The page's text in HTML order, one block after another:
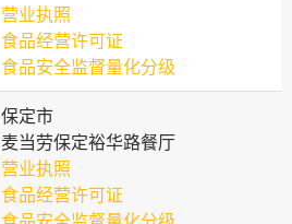
营业执照
食品经营许可证
食品安全监督量化分级
保定市
麦当劳保定裕华路餐厅
营业执照
食品经营许可证